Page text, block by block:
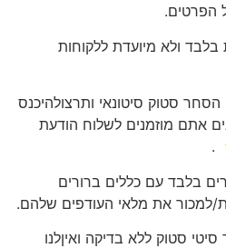
הפרטים.
בלבד ולא מיועדת ללקוחות
סטוק סיטונאי ותרצולהיכנס
אתם מוזמנים לשלוח הודעת
.
בלבד עם כללים ברורים
למכור את מלאי העודפים שלהם.
סטוק ללא בדיקה ואיןלנו